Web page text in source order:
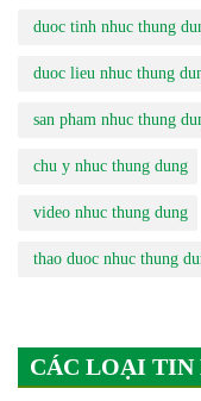
duoc tinh nhuc thung
duoc lieu nhuc thung
san pham nhuc thung
chu y nhuc thung dung
video nhuc thung dung
thao duoc nhuc thung
CÁC LOẠI TIN